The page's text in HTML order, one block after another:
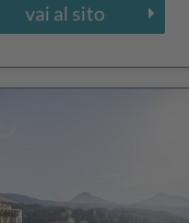
vai al sito